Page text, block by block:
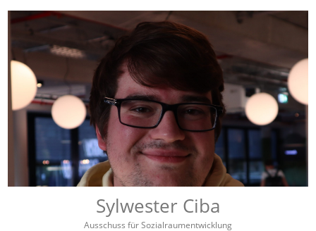
Sylwester Ciba
Ausschuss für Sozialraumentwicklung